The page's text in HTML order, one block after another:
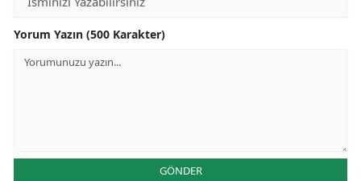
Yorum Yazın (500 Karakter)
GÖNDER